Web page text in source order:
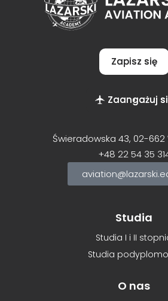
Zapisz się
Zaangażuj
Świeradowska 43, 02-662
+48 22 54 35
Studia
Studia I i II
Studia
O nas